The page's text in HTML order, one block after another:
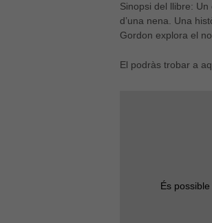
Sinopsi del llibre:
d’una nena. Una
Gordon explora el
El podràs trobar a
És